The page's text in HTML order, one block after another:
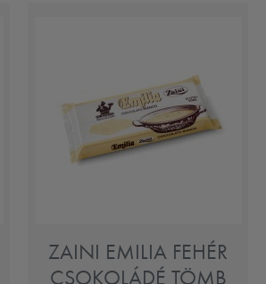
ZAINI EMILIA FEHÉR
CSOKOLÁDÉ TÖMB